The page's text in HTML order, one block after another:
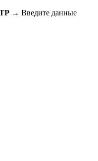
→ Введите данные